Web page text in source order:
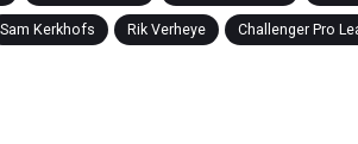
Sam Kerkhofs Rik Verheye Challenger Pro